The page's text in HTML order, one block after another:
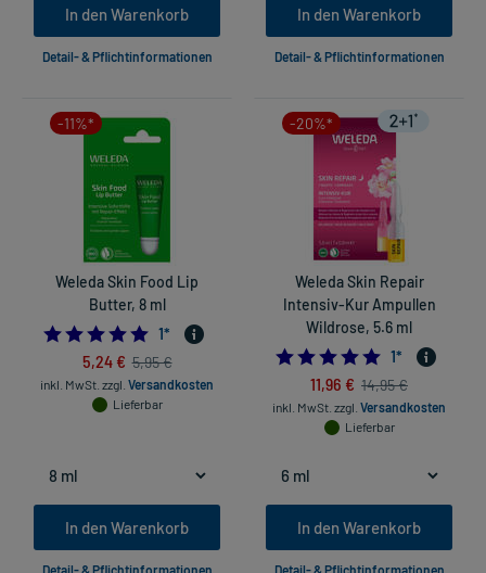
In den Warenkorb
Detail- & Pflichtinformationen
In den Warenkorb
Detail- & Pflichtinformationen
-11%*
Weleda Skin Food Lip
Butter, 8 ml
5.0
1*
5,24 € 5,95 €
inkl. MwSt. zzgl. Versandkosten
Lieferbar
In den Warenkorb
-20%*
Weleda Skin Repair
Intensiv-Kur Ampullen
Wildrose, 5.6 ml
5.0
1*
11,96 € 14,95 €
inkl. MwSt. zzgl. Versandkosten
Lieferbar
In den Warenkorb